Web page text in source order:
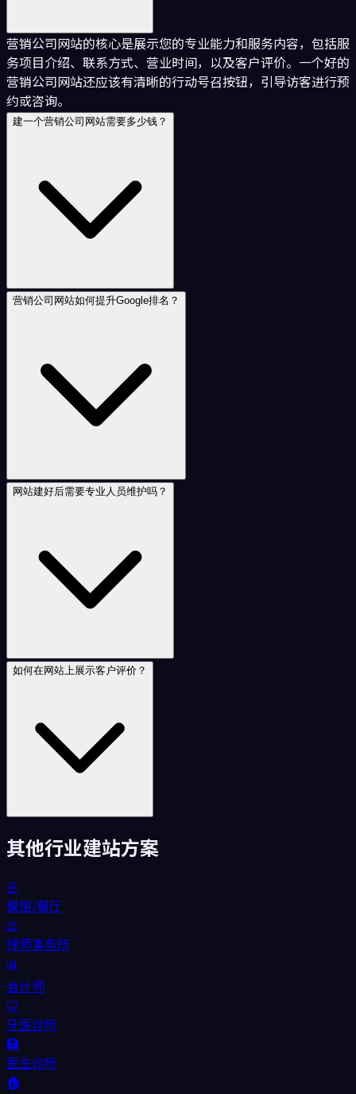
营销公司网站的核心是展示您的专业能力和服务内容，包括服
务项目介绍、联系方式、营业时间，以及客户评价。一个好的
营销公司网站还应该有清晰的行动号召按钮，引导访客进行预
约或咨询。
建一个营销公司网站需要多少钱？
营销公司网站如何提升Google排名？
网站建好后需要专业人员维护吗？
如何在网站上展示客户评价？
其他行业建站方案
🍜
餐馆/餐厅
⚖️
律师事务所
📊
会计师
🦷
牙医诊所
🏥
医生诊所
🏠